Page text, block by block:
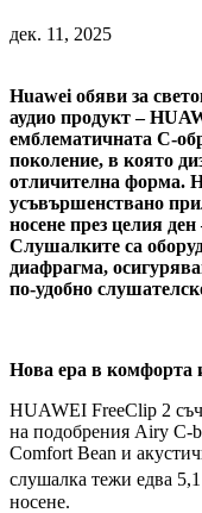
дек. 11, 2025
Huawei обяви за
аудио продукт –
емблематичната C-
поколение, в която
отличителна форма.
усъвършенствано
носене през целия
Слушалките са
диафрагма,
по-удобно
Нова ера в комфорта
HUAWEI FreeClip 2
на подобрения Airy C-
Comfort Bean и
слушалка тежи едва
носене.